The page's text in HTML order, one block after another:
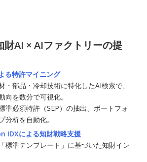
AI × AIファクトリーの提
る特許マイニング
・部品・冷却技術に特化したAI検索で、
向を数分で可視化。
準必須特許（SEP）の抽出、ポートフォ
分析を自動化。
IDXによる知財戦略支援
標準テンプレート」に基づいた知財イン